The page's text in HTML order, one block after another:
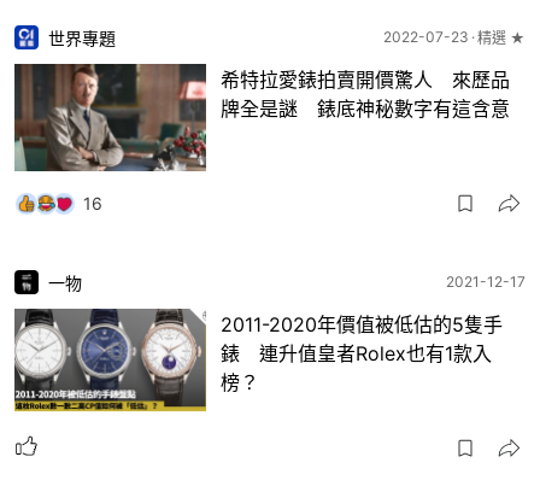
世界專題 2022-07-23 精選 ★
希特拉愛錶拍賣開價驚人 來歷品
牌全是謎 錶底神秘數字有這含意
16
一物 2021-12-17
2011-2020年價值被低估的5隻手
錶 連升值皇者Rolex也有1款入
榜？